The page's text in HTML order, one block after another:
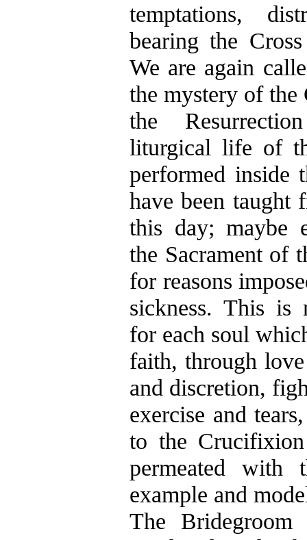
temptations,
bearing the
We are again
the mystery of the
the
liturgical life of
performed inside
have been taught
this day; maybe
the Sacrament of
for reasons
sickness. This is
for each soul
faith, through
and discretion,
exercise and
to the
permeated with
example and
The